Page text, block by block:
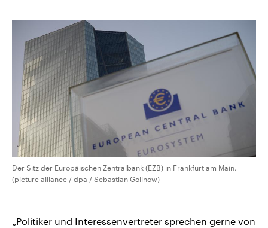
Wahlprogramme, aktuelle Berichte
und Hintergründe zu den Parteien
und Kandidaten der anstehenden
Wahl.
Sendungen Programm
Audio-Archiv
Der Sitz der Europäischen Zentralbank (EZB) in Frankfurt am Main.
(picture alliance / dpa / Sebastian Gollnow)
„Politiker und Interessenvertreter sprechen gerne von